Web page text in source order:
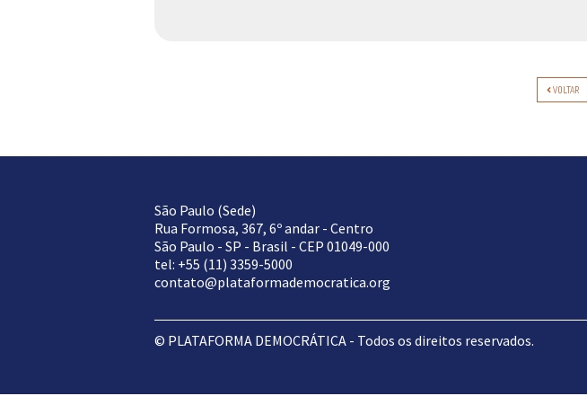
VOLTAR
São Paulo (Sede)
Rua Formosa, 367, 6º andar - Centro
São Paulo - SP - Brasil - CEP 01049-000
tel: +55 (11) 3359-5000
contato@plataformademocratica.org
© PLATAFORMA DEMOCRÁTICA - Todos os direitos reservados.